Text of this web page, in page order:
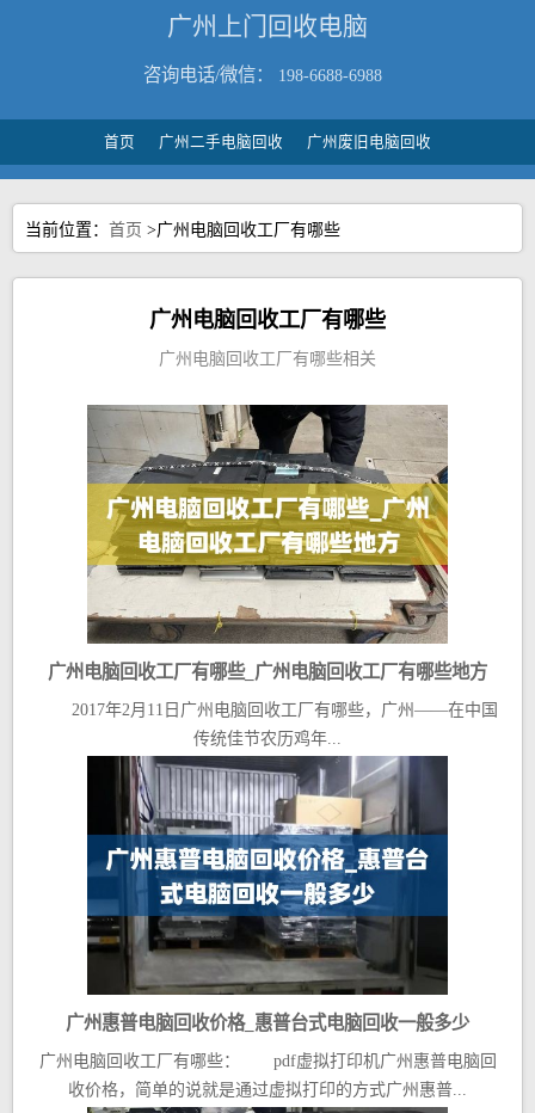
广州上门回收电脑
咨询电话/微信： 198-6688-6988
首页 广州二手电脑回收 广州废旧电脑回收
当前位置： 首页 >广州电脑回收工厂有哪些
广州电脑回收工厂有哪些
广州电脑回收工厂有哪些相关
广州电脑回收工厂有哪些_广州电脑回收工厂有哪些地方
2017年2月11日广州电脑回收工厂有哪些，广州——在中国
传统佳节农历鸡年...
广州惠普电脑回收价格_惠普台式电脑回收一般多少
广州电脑回收工厂有哪些： pdf虚拟打印机广州惠普电脑回
收价格，简单的说就是通过虚拟打印的方式广州惠普...